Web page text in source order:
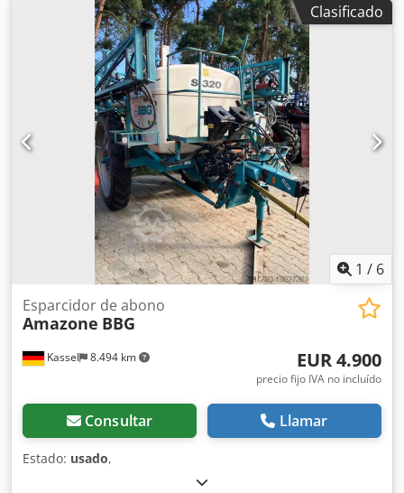
Clasificado
1 / 6
Kassel 8.494 km
Esparcidor de abono
Amazone BBG
EUR 4.900
precio fijo IVA no incluído
Consultar Llamar
Estado: usado,